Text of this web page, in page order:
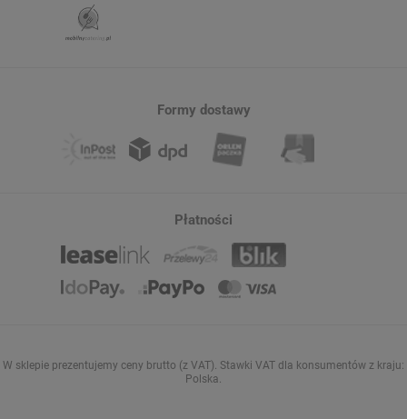
Formy dostawy
Płatności
W sklepie prezentujemy ceny brutto (z VAT). Stawki VAT dla konsumentów z kraju:
Polska.